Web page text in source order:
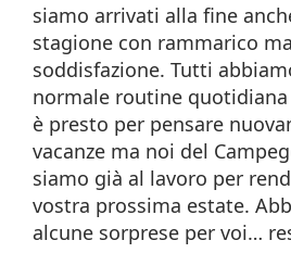
siamo arrivati alla fine
stagione con rammarico
soddisfazione. Tutti
normale routine
è presto per pensare
vacanze ma noi del
siamo già al lavoro per
vostra prossima estate.
alcune sorprese per voi…